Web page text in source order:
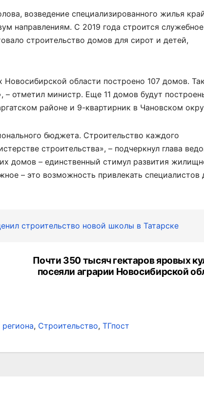
возведение специализированного жилья
направлениям. С 2019 года строится
строительство домов для сирот и детей,
области построено 107 домов.
отметил министр. Еще 11 домов будут
районе и 9-квартирник в Чановском
бюджета. Строительство каждого
строительства», – подчеркнул глава
домов – единственный стимул развития
– это возможность привлекать специалистов
строительство новой школы в Татарске
Почти 350 тысяч гектаров яровых
посеяли аграрии Новосибирской
, Строительство, ТГпост